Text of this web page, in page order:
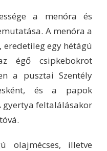
a menóra és
A menóra a
egy hétágú
égő csipkebokrot
a pusztai Szentély
és a papok
gyertya feltalálásakor
olajmécses, illetve